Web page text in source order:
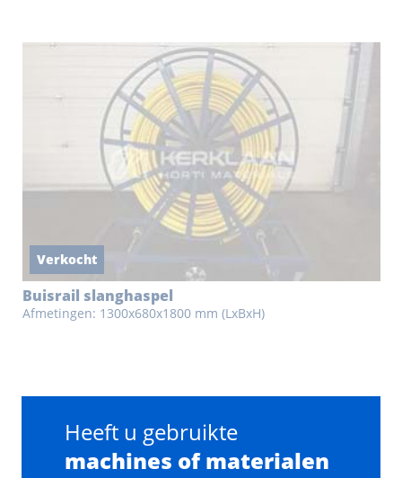
Verkocht
Buisrail slanghaspel
Afmetingen: 1300x680x1800 mm (LxBxH)
Heeft u gebruikte
machines of materialen